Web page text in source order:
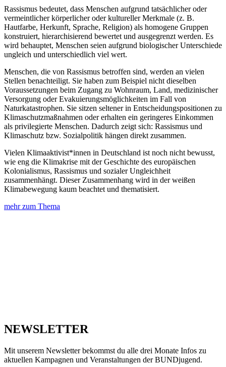
Rassismus bedeutet, dass Menschen aufgrund tatsächlicher oder
vermeintlicher körperlicher oder kultureller Merkmale (z. B.
Hautfarbe, Herkunft, Sprache, Religion) als homogene Gruppen
konstruiert, hierarchisierend bewertet und ausgegrenzt werden. Es
wird behauptet, Menschen seien aufgrund biologischer Unterschiede
ungleich und unterschiedlich viel wert.
Menschen, die von Rassismus betroffen sind, werden an vielen
Stellen benachteiligt. Sie haben zum Beispiel nicht dieselben
Voraussetzungen beim Zugang zu Wohnraum, Land, medizinischer
Versorgung oder Evakuierungsmöglichkeiten im Fall von
Naturkatastrophen. Sie sitzen seltener in Entscheidungspositionen zu
Klimaschutzmaßnahmen oder erhalten ein geringeres Einkommen
als privilegierte Menschen. Dadurch zeigt sich: Rassismus und
Klimaschutz bzw. Sozialpolitik hängen direkt zusammen.
Vielen Klimaaktivist*innen in Deutschland ist noch nicht bewusst,
wie eng die Klimakrise mit der Geschichte des europäischen
Kolonialismus, Rassismus und sozialer Ungleichheit
zusammenhängt. Dieser Zusammenhang wird in der weißen
Klimabewegung kaum beachtet und thematisiert.
mehr zum Thema
NEWSLETTER
Mit unserem Newsletter bekommst du alle drei Monate Infos zu
aktuellen Kampagnen und Veranstaltungen der BUNDjugend.